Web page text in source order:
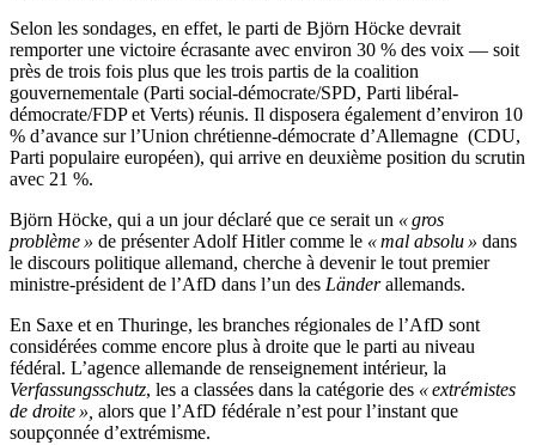
Selon les sondages, en effet, le parti de Björn Höcke devrait
remporter une victoire écrasante avec environ 30 % des voix — soit
près de trois fois plus que les trois partis de la coalition
gouvernementale (Parti social-démocrate/SPD, Parti libéral-
démocrate/FDP et Verts) réunis. Il disposera également d’environ 10
% d’avance sur l’Union chrétienne-démocrate d’Allemagne (CDU,
Parti populaire européen), qui arrive en deuxième position du scrutin
avec 21 %.
Björn Höcke, qui a un jour déclaré que ce serait un « gros
problème » de présenter Adolf Hitler comme le « mal absolu » dans
le discours politique allemand, cherche à devenir le tout premier
ministre-président de l’AfD dans l’un des Länderallemands.
En Saxe et en Thuringe, les branches régionales de l’AfD sont
considérées comme encore plus à droite que le parti au niveau
fédéral. L’agence allemande de renseignement intérieur, la
Verfassungsschutz, les a classées dans la catégorie des « extrémistes
de droite », alors que l’AfD fédérale n’est pour l’instant que
soupçonnée d’extrémisme.